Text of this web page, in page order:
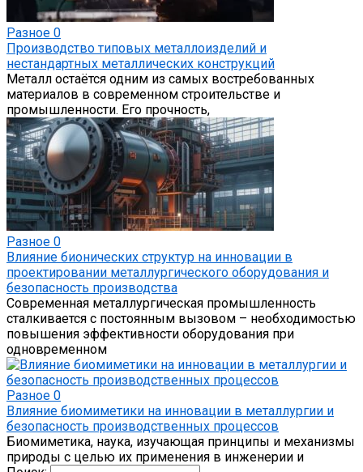
Разное 0
Производство типовых металлоизделий и
нестандартных металлических конструкций
Металл остаётся одним из самых востребованных
материалов в современном строительстве и
промышленности. Его прочность,
Разное 0
Влияние бионических структур на инновации в
проектировании металлургического оборудования и
безопасность производства
Современная металлургическая промышленность
сталкивается с постоянным вызовом – необходимостью
повышения эффективности оборудования при
одновременном
Разное 0
Влияние биомиметики на инновации в металлургии и
безопасность производственных процессов
Биомиметика, наука, изучающая принципы и механизмы
природы с целью их применения в инженерии и